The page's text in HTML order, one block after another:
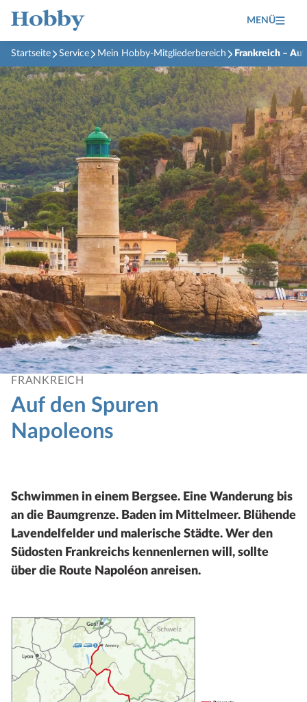
MENÜ
Startseite Service Mein Hobby-Mitgliederbereich Frankreich –
FRANKREICH
Auf den Spuren
Napoleons
Schwimmen in einem Bergsee. Eine Wanderung bis
an die Baumgrenze. Baden im Mittelmeer. Blühende
Lavendelfelder und malerische Städte. Wer den
Südosten Frankreichs kennenlernen will, sollte
über die Route Napoléon anreisen.